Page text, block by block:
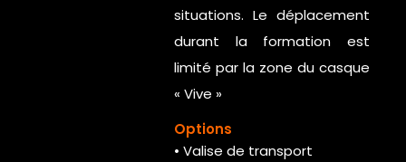
situations. Le déplacement
durant la formation est
limité par la zone du casque
« Vive »
Options
• Valise de transport